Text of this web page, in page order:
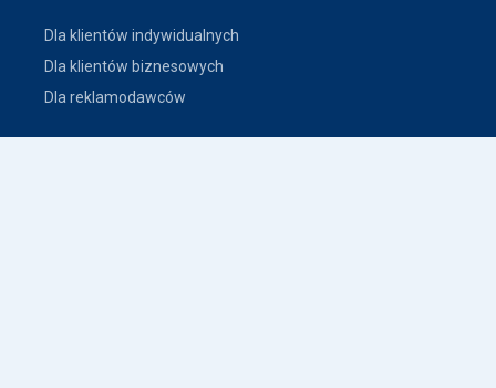
Dla klientów indywidualnych
Dla klientów biznesowych
Dla reklamodawców